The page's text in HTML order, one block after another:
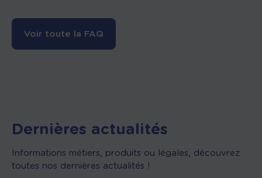
Voir toute la FAQ
Dernières actualités
Informations métiers, produits ou légales, découvrez
toutes nos dernières actualités !